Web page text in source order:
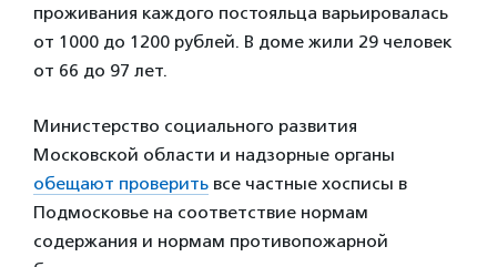
проживания каждого постояльца варьировалась
от 1000 до 1200 рублей. В доме жили 29 человек
от 66 до 97 лет.
Министерство социального развития
Московской области и надзорные органы
обещают проверить все частные хосписы в
Подмосковье на соответствие нормам
содержания и нормам противопожарной